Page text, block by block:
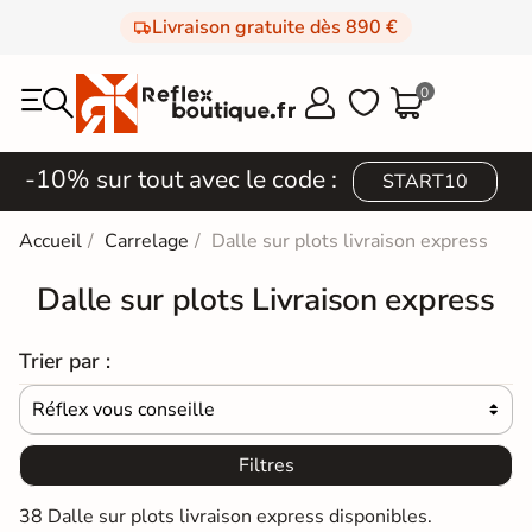
Livraison gratuite dès 890 €
  0
-10% sur tout avec le code : START10
Accueil Carrelage Dalle sur plots livraison express
Dalle sur plots Livraison express
Trier par :
Réflex vous conseille 
Filtres
38 Dalle sur plots livraison express disponibles.